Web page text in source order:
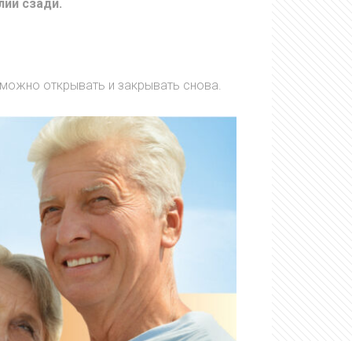
сзади.
открывать и закрывать снова.